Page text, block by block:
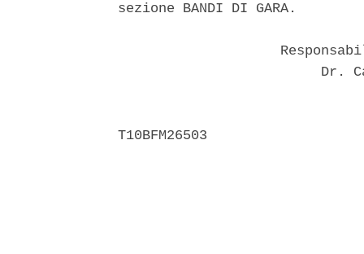
sezione BANDI DI GARA.
Dr.